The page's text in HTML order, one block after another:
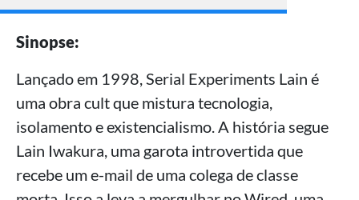
Sinopse:
Lançado em 1998, Serial Experiments Lain é
uma obra cult que mistura tecnologia,
isolamento e existencialismo. A história segue
Lain Iwakura, uma garota introvertida que
recebe um e-mail de uma colega de classe